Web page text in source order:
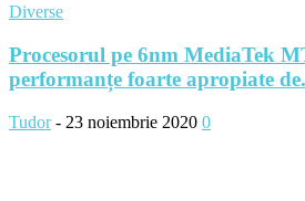
Diverse
Procesorul pe 6nm MediaTek
performanțe foarte apropiate
Tudor - 23 noiembrie 2020 0